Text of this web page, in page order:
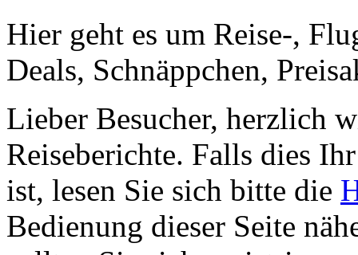
Hier geht es um Reise-,
Deals, Schnäppchen,
Lieber Besucher, herzlich
Reiseberichte. Falls dies
ist, lesen Sie sich bitte die
Bedienung dieser Seite